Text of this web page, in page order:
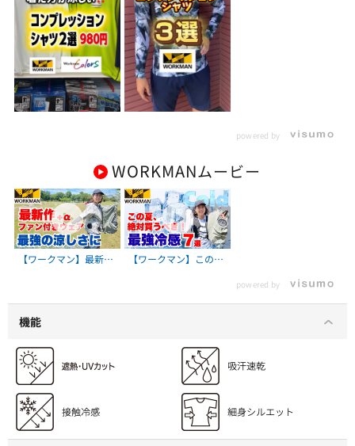
powered by
WORKMANムービー
【ワークマン】最新フ
裏技も
【ワークマン】この
powered by
機能